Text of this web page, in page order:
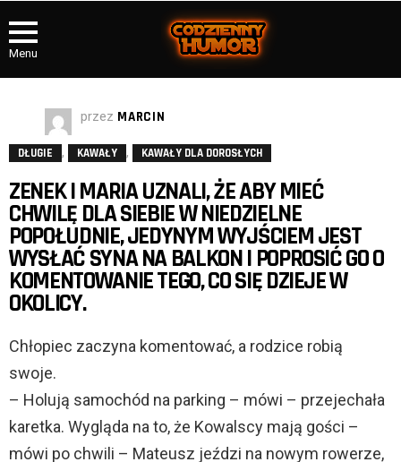
Menu
przez MARCIN
DŁUGIE , KAWAŁY , KAWAŁY DLA DOROSŁYCH
ZENEK I MARIA UZNALI, ŻE ABY MIEĆ
CHWILĘ DLA SIEBIE W NIEDZIELNE
POPOŁUDNIE, JEDYNYM WYJŚCIEM JEST
WYSŁAĆ SYNA NA BALKON I POPROSIĆ GO O
KOMENTOWANIE TEGO, CO SIĘ DZIEJE W
OKOLICY.
Chłopiec zaczyna komentować, a rodzice robią
swoje.
– Holują samochód na parking – mówi – przejechała
karetka. Wygląda na to, że Kowalscy mają gości –
mówi po chwili – Mateusz jeździ na nowym rowerze,